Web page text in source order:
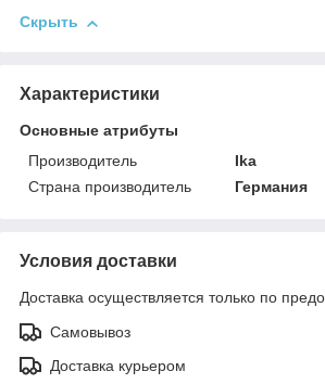
Скрыть
Характеристики
Основные атрибуты
Производитель
Ika
Страна производитель
Германия
Условия доставки
Доставка осуществляется только по
Самовывоз
Доставка курьером